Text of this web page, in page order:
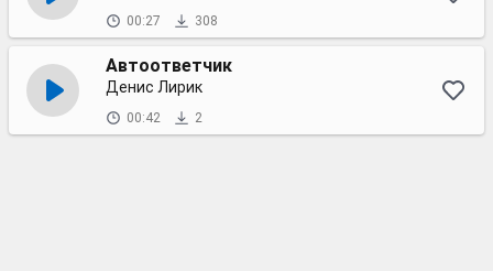
00:27 308
Автоответчик
Денис Лирик
00:42 2